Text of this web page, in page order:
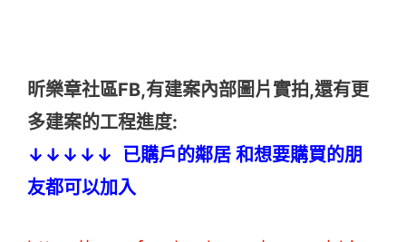
昕樂章社區FB,有建案內部圖片實拍,還有更
多建案的工程進度:
↓↓↓↓↓ 已購戶的鄰居 和想要購買的朋
友都可以加入